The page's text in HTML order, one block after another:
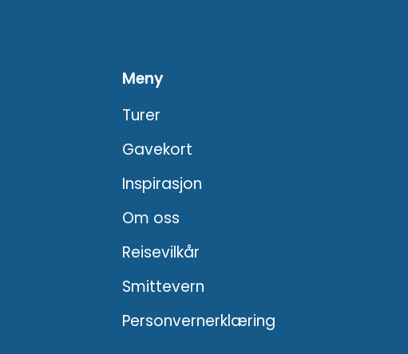
Meny
Turer
Gavekort
Inspirasjon
Om oss
Reisevilkår
Smittevern
Personvernerklæring